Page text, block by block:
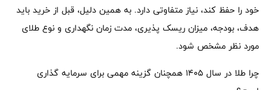
خود را حفظ کند، نیاز متفاوتی دارد. به همین دلیل، قبل از خرید باید
هدف، بودجه، میزان ریسک پذیری، مدت زمان نگهداری و نوع طلای
مورد نظر مشخص شود.
چرا طلا در سال ۱۴۰۵ همچنان گزینه مهمی برای سرمایه گذاری